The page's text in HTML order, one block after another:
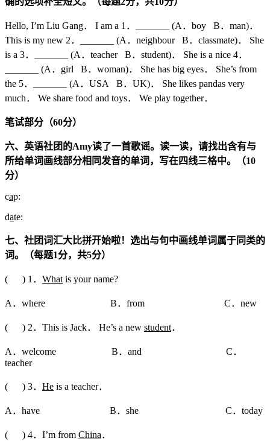
Hello, I’m Liu Gang． I am a 1．_______ (A．boy B．man)．
This is my new 2．_______ (A．neighbour B．classmate)． She
is a 3．_______ (A．teacher B．student)． She is a nice 4．
_______ (A．girl B．woman)． She has big eyes． She’s from
the 5．_______ (A．USA B．UK)． She likes pandas very
much． We share food and toys． We play together．
笔试部分（60分）
六、英语社团的Amy读了一首歌谣。读一读，请找出含有与
所给单词画线部分相同发音的单词，写在四线三格中。（10
分）
cap:
date:
七、社团词汇大比拼开始啦！选出与句中画线单词属于同类的
词。（每题1分，共5分）
( ) 1． What is your name?
A．where B．from C．new
( ) 2．This is Jack． He’s a new student．
A．welcome B．and C．
teacher
( ) 3． He is a teacher．
A．have B．she C．today
( ) 4．I’m from China．